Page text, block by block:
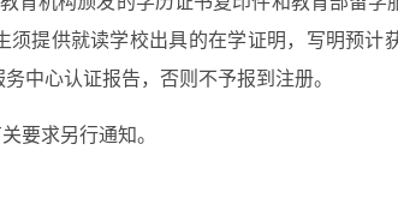
提供就读学校出具的在学证明，写明预计
中心认证报告，否则不予报到注册。
要求另行通知。